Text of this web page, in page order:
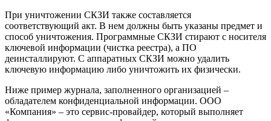
При уничтожении СКЗИ также составляется
соответствующий акт. В нем должны быть указаны предмет и
способ уничтожения. Программные СКЗИ стирают с носителя
ключевой информации (чистка реестра), а ПО
деинсталлируют. С аппаратных СКЗИ можно удалить
ключевую информацию либо уничтожить их физически.
Ниже пример журнала, заполненного организацией –
обладателем конфиденциальной информации. ООО
«Компания» – это сервис-провайдер, который выполняет